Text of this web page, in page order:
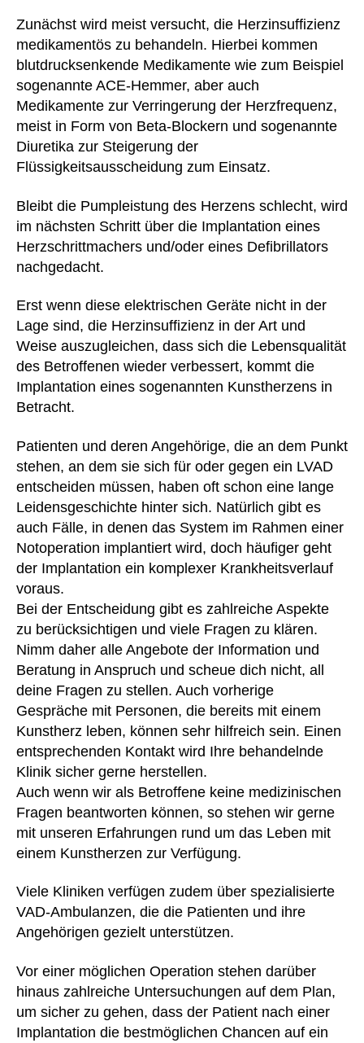
Zunächst wird meist versucht, die Herzinsuffizienz
medikamentös zu behandeln. Hierbei kommen
blutdrucksenkende Medikamente wie zum Beispiel
sogenannte ACE-Hemmer, aber auch
Medikamente zur Verringerung der Herzfrequenz,
meist in Form von Beta-Blockern und sogenannte
Diuretika zur Steigerung der
Flüssigkeitsausscheidung zum Einsatz.
Bleibt die Pumpleistung des Herzens schlecht, wird
im nächsten Schritt über die Implantation eines
Herzschrittmachers und/oder eines Defibrillators
nachgedacht.
Erst wenn diese elektrischen Geräte nicht in der
Lage sind, die Herzinsuffizienz in der Art und
Weise auszugleichen, dass sich die Lebensqualität
des Betroffenen wieder verbessert, kommt die
Implantation eines sogenannten Kunstherzens in
Betracht.
Patienten und deren Angehörige, die an dem Punkt
stehen, an dem sie sich für oder gegen ein LVAD
entscheiden müssen, haben oft schon eine lange
Leidensgeschichte hinter sich. Natürlich gibt es
auch Fälle, in denen das System im Rahmen einer
Notoperation implantiert wird, doch häufiger geht
der Implantation ein komplexer Krankheitsverlauf
voraus.
Bei der Entscheidung gibt es zahlreiche Aspekte
zu berücksichtigen und viele Fragen zu klären.
Nimm daher alle Angebote der Information und
Beratung in Anspruch und scheue dich nicht, all
deine Fragen zu stellen. Auch vorherige
Gespräche mit Personen, die bereits mit einem
Kunstherz leben, können sehr hilfreich sein. Einen
entsprechenden Kontakt wird Ihre behandelnde
Klinik sicher gerne herstellen.
Auch wenn wir als Betroffene keine medizinischen
Fragen beantworten können, so stehen wir gerne
mit unseren Erfahrungen rund um das Leben mit
einem Kunstherzen zur Verfügung.
Viele Kliniken verfügen zudem über spezialisierte
VAD-Ambulanzen, die die Patienten und ihre
Angehörigen gezielt unterstützen.
Vor einer möglichen Operation stehen darüber
hinaus zahlreiche Untersuchungen auf dem Plan,
um sicher zu gehen, dass der Patient nach einer
Implantation die bestmöglichen Chancen auf ein